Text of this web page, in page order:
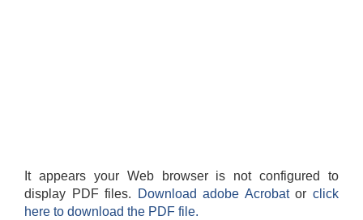
It appears your Web browser is not configured to
display PDF files.
Download adobe Acrobatorclick
here to download the PDF file.